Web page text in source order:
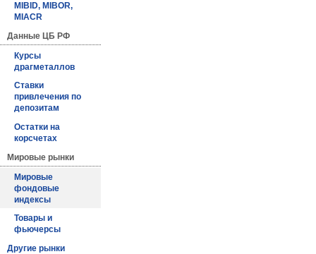
MIBID, MIBOR,
MIACR
Данные ЦБ РФ
Курсы
драгметаллов
Ставки
привлечения по
депозитам
Остатки на
корсчетах
Мировые рынки
Мировые
фондовые
индексы
Товары и
фьючерсы
Другие рынки